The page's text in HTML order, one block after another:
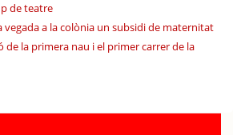
de teatre
vegada a la colònia un subsidi de maternitat
de la primera nau i el primer carrer de la